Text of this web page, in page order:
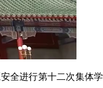
进行第十二次集体学